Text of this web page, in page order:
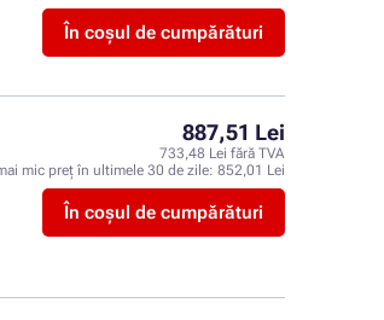
În coșul de cumpărături
887,51 Lei
733,48 Lei fără TVA
mic preț în ultimele 30 de zile: 852,01 Lei
În coșul de cumpărături